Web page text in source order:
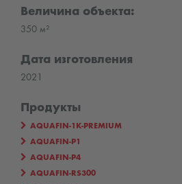
Величина объекта:
350 м²
Дата изготовления
2021
Продукты
AQUAFIN-1K-PREMIUM
AQUAFIN-P1
AQUAFIN-P4
AQUAFIN-RS300